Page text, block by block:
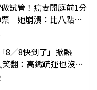
試管！癌妻開庭前1分
她崩潰：比八點檔
8／8快到了」掀熱
翻：高鐵疏運也沒列